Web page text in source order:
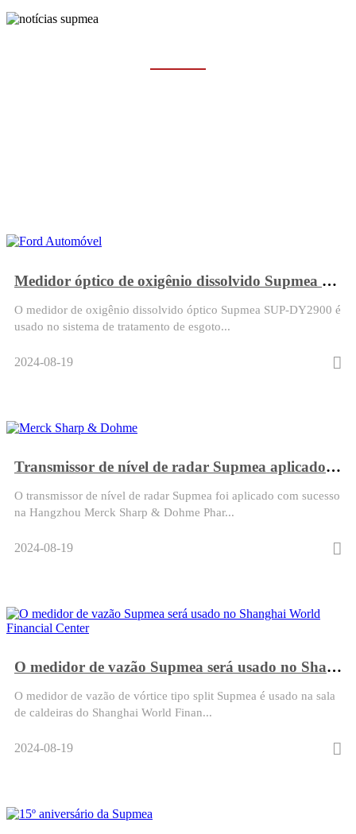
Medidor óptico de oxigênio dissolvido Supmea pode ser usado em automóveis Ford
O medidor de oxigênio dissolvido óptico Supmea SUP-DY2900 é
usado no sistema de tratamento de esgoto...
2024-08-19
Transmissor de nível de radar Supmea aplicado à Merck Sharp & Dohme
O transmissor de nível de radar Supmea foi aplicado com sucesso
na Hangzhou Merck Sharp & Dohme Phar...
2024-08-19
O medidor de vazão Supmea será usado no Shanghai World Financial Center
O medidor de vazão de vórtice tipo split Supmea é usado na sala
de caldeiras do Shanghai World Finan...
2024-08-19